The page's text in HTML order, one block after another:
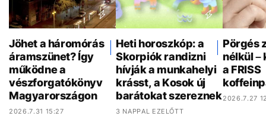
Jöhet a háromórás
áramszünet? Így
működne a
vészforgatókönyv
Magyarországon
2026.7.31 15:27
Heti horoszkóp: a
Skorpiók randizni
hívják a munkahelyi
krásst, a Kosok új
barátokat szereznek
3 NAPPAL EZELŐTT
Pörgés
nélkül
a FRISS
2026.7.27